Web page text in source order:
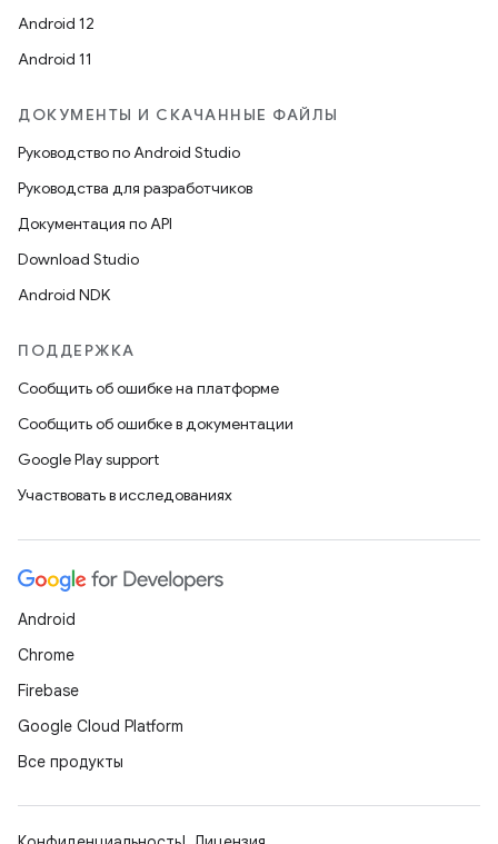
Android 12
Android 11
ДОКУМЕНТЫ И СКАЧАННЫЕ ФАЙЛЫ
Руководство по Android Studio
Руководства для разработчиков
Документация по API
Download Studio
Android NDK
ПОДДЕРЖКА
Сообщить об ошибке на платформе
Сообщить об ошибке в документации
Google Play support
Участвовать в исследованиях
Android
Chrome
Firebase
Google Cloud Platform
Все продукты